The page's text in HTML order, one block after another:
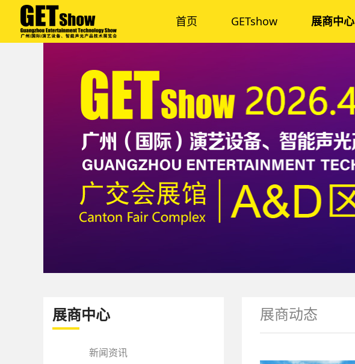
首页 GETshow 展商中心
展商中心
新闻资讯
展商动态